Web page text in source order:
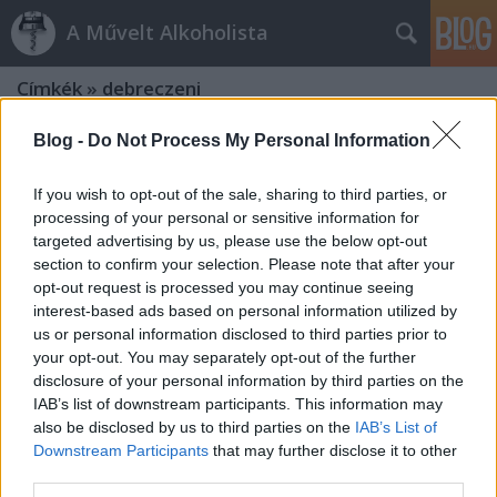
Blog - Do Not Process My Personal Information
If you wish to opt-out of the sale, sharing to third parties, or
processing of your personal or sensitive information for
targeted advertising by us, please use the below opt-out
section to confirm your selection. Please note that after your
opt-out request is processed you may continue seeing
interest-based ads based on personal information utilized by
us or personal information disclosed to third parties prior to
your opt-out. You may separately opt-out of the further
disclosure of your personal information by third parties on the
IAB’s list of downstream participants. This information may
also be disclosed by us to third parties on the IAB’s List of
Downstream Participants that may further disclose it to other
A Művelt Alkoholista
Címkék » debreczeni
Az elegancia nyomában
Etyeki és révkomáromi pinot-k
vörös és fehér• 2009. február 10.
Mindig öröm, ha igazán elegáns borral fut össze az
ember. Elegancia alatt nem csak a harmóniát értem,
hanem a kifinomultságot, letisztultságot,
visszafogottságot is. Természetesen az elegáns bor
egyben harmonikus is, míg a harmonikus nem
feltétlenül elegáns. És persze egy bor nem…
Brókerborok